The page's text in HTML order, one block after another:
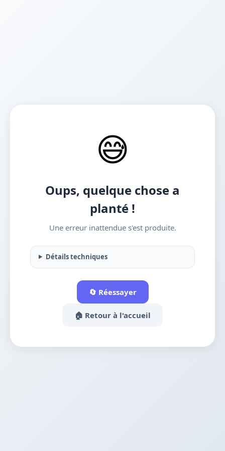
😅
Oups, quelque chose a
planté !
Une erreur inattendue s'est produite.
Détails techniques
🔄 Réessayer
🏠 Retour à l'accueil